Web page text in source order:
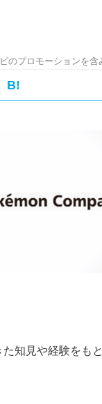
B!
知見や経験をも